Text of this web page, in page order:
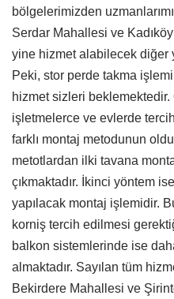
bölgelerimizden
Serdar Mahallesi ve
yine hizmet alabilecek diğer
Peki, stor perde takma işlemi
hizmet sizleri
işletmelerce ve evlerde
farklı montaj metodunun
metotlardan ilki tavana
çıkmaktadır. İkinci yöntem
yapılacak montaj işlemidir.
korniş tercih edilmesi
balkon sistemlerinde ise
almaktadır. Sayılan tüm
Bekirdere Mahallesi ve